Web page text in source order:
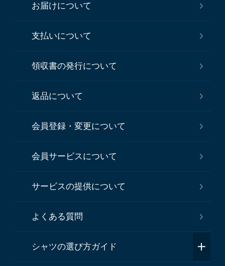
お届けについて
支払いについて
領収書の発行について
返品について
会員登録・変更について
会員サービスについて
サービスの提供について
よくある質問
シャツの選び方ガイド